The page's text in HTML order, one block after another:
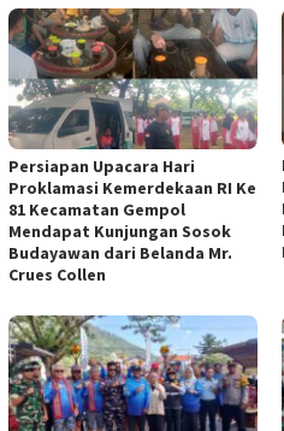
Persiapan Upacara Hari
Proklamasi Kemerdekaan RI Ke
81 Kecamatan Gempol
Mendapat Kunjungan Sosok
Budayawan dari Belanda Mr.
Crues Collen